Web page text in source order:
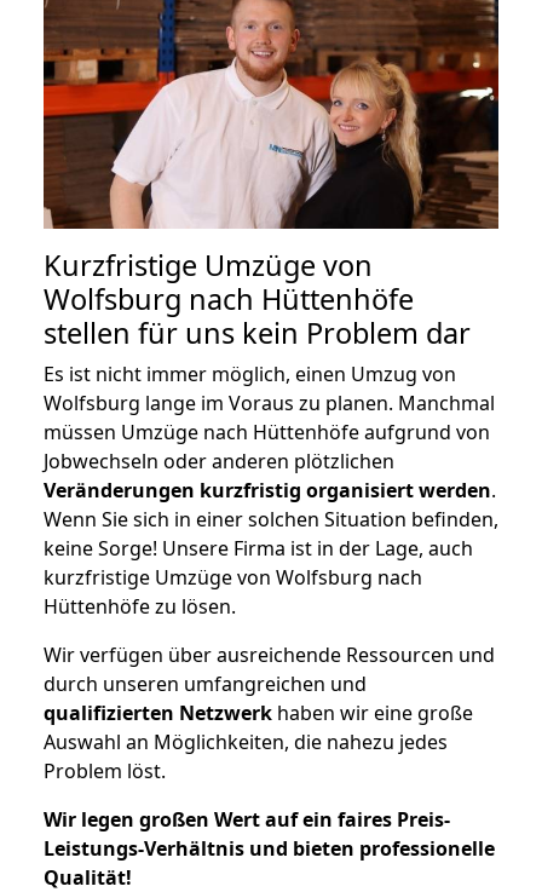
Kurzfristige Umzüge von
Wolfsburg nach Hüttenhöfe
stellen für uns kein Problem dar
Es ist nicht immer möglich, einen Umzug von
Wolfsburg lange im Voraus zu planen. Manchmal
müssen Umzüge nach Hüttenhöfe aufgrund von
Jobwechseln oder anderen plötzlichen
Veränderungen kurzfristig organisiert werden.
Wenn Sie sich in einer solchen Situation befinden,
keine Sorge! Unsere Firma ist in der Lage, auch
kurzfristige Umzüge von Wolfsburg nach
Hüttenhöfe zu lösen.
Wir verfügen über ausreichende Ressourcen und
durch unseren umfangreichen und
qualifizierten Netzwerk haben wir eine große
Auswahl an Möglichkeiten, die nahezu jedes
Problem löst.
Wir legen großen Wert auf ein faires Preis-
Leistungs-Verhältnis und bieten professionelle
Qualität!